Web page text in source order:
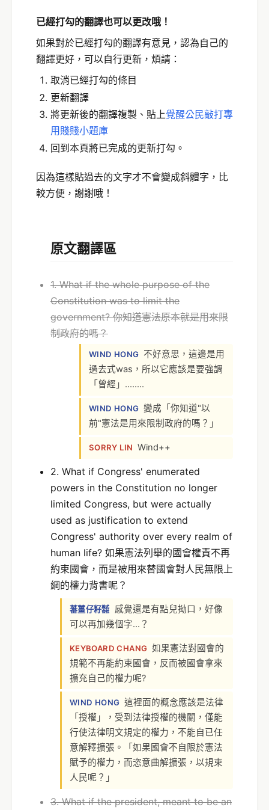
已經打勾的翻譯也可以更改哦！
如果對於已經打勾的翻譯有意見，認為自己的
翻譯更好，可以自行更新，煩請：
取消已經打勾的條目
更新翻譯
將更新後的翻譯複製、貼上覺醒公民敲打專
用賤賤小題庫
回到本頁將已完成的更新打勾。
因為這樣貼過去的文字才不會變成斜體字，比
較方便，謝謝哦！
原文翻譯區
1. What if the whole purpose of the
Constitution was to limit the
government? 你知道憲法原本就是用來限
制政府的嗎？
WIND HONG 不好意思，這邊是用
過去式was，所以它應該是要強調
「曾經」........
WIND HONG 變成「你知道"以
前"憲法是用來限制政府的嗎？」
SORRY LIN Wind++
2. What if Congress' enumerated
powers in the Constitution no longer
limited Congress, but were actually
used as justification to extend
Congress' authority over every realm of
human life? 如果憲法列舉的國會權責不再
約束國會，而是被用來替國會對人民無限上
綱的權力背書呢？
蕃薑仔籽㍿
感覺還是有點兒拗口，好像
可以再加幾個字...？
KEYBOARD CHANG 如果憲法對國會的
規範不再能約束國會，反而被國會拿來
擴充自己的權力呢?
WIND HONG 這裡面的概念應該是法律
「授權」，受到法律授權的機關，僅能
行使法律明文規定的權力，不能自已任
意解釋擴張。「如果國會不自限於憲法
賦予的權力，而恣意曲解擴張，以規束
人民呢？」
3. What if the president, meant to be an